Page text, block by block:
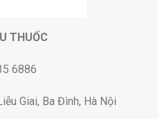
THUỐC
6886
Giai, Ba Đình, Hà Nội